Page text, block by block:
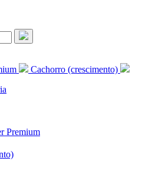
Cachorro (crescimento)
Premium